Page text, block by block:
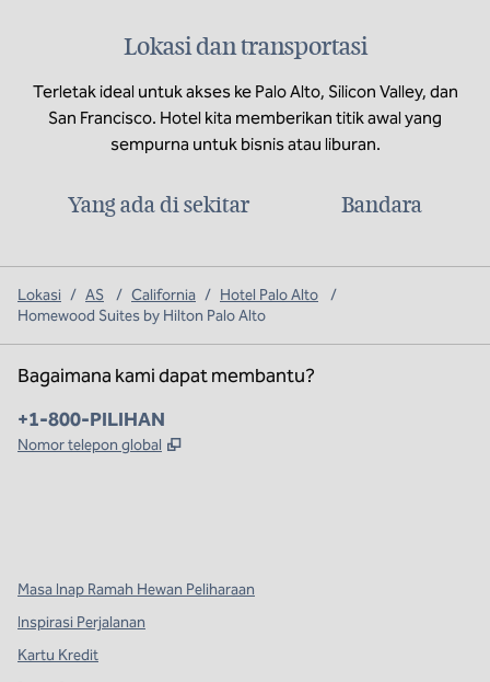
Lokasi dan transportasi
Terletak ideal untuk akses ke Palo Alto, Silicon Valley, dan
San Francisco. Hotel kita memberikan titik awal yang
sempurna untuk bisnis atau liburan.
Yang ada di sekitar Bandara
Lokasi / AS / California / Hotel Palo Alto
/
Homewood Suites by Hilton Palo Alto
Bagaimana kami dapat membantu?
Telepon:
+1-800-PILIHAN
Nomor telepon global ,
Masa Inap Ramah Hewan Peliharaan
Inspirasi Perjalanan
Kartu Kredit